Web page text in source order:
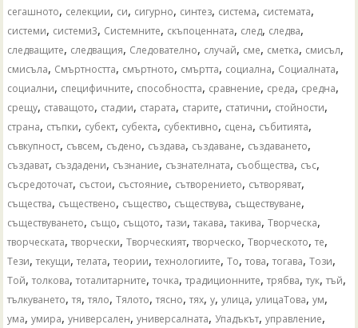
сегашното, селекции, си, сигурно, синтез, система, системата,
системи, системи3, Системните, скъпоценната, след, следва,
следващите, следващия, Следователно, случай, сме, сметка, смисъл,
смисъла, Смъртността, смъртното, смъртта, социална, Социалната,
социални, специфичните, способността, сравнение, среда, средна,
срещу, ставащото, стадии, старата, старите, статични, стойности,
страна, стъпки, субект, субекта, субективно, сцена, събитията,
съвкупност, съвсем, съдено, създава, създаване, създаването,
създават, създадени, съзнание, съзнателната, съобщества, със,
съсредоточат, състои, състояние, сътворението, сътворяват,
същества, съществено, същество, съществува, съществуване,
съществуването, също, същото,тази,такава,такива,Творческа,
творческата,творчески,Творческият,творческо,Творческото,те,
Тези,текущи,телата,теории,технологиите,То,това,тогава,Този,
Той,толкова,тоталитарните,точка,традиционните,трябва,тук,тъй,
тълкуването,тя,тяло,Тялото,тясно,тях,у,улица,улицаТова,ум,
ума,умира,универсален,универсалната,Упадъкът,управление,